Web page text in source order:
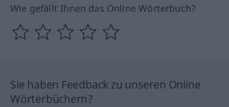
Wie gefällt Ihnen das Online Wörterbuch?
Sie haben Feedback zu unseren Online
Wörterbüchern?